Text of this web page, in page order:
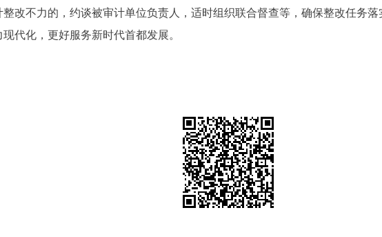
改不力的，约谈被审计单位负责人，适时组织联合督查等，确保整改任务
代化，更好服务新时代首都发展。